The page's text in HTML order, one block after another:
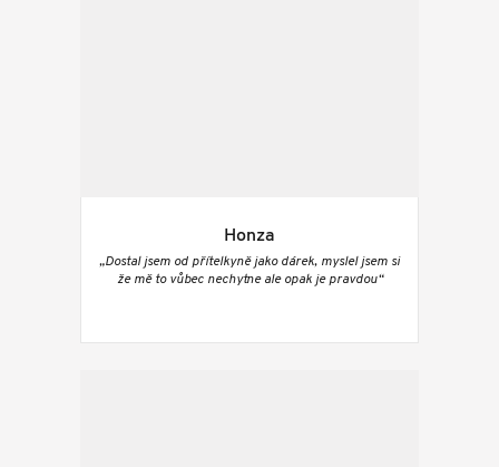
Honza
„Dostal jsem od přítelkyně jako dárek, myslel jsem si
že mě to vůbec nechytne ale opak je pravdou“